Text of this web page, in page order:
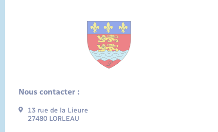
Nous contacter :
13 rue de la Lieure
27480 LORLEAU